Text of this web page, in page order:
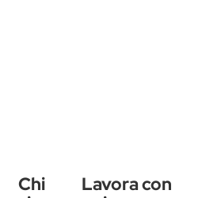
Chi
Lavora con